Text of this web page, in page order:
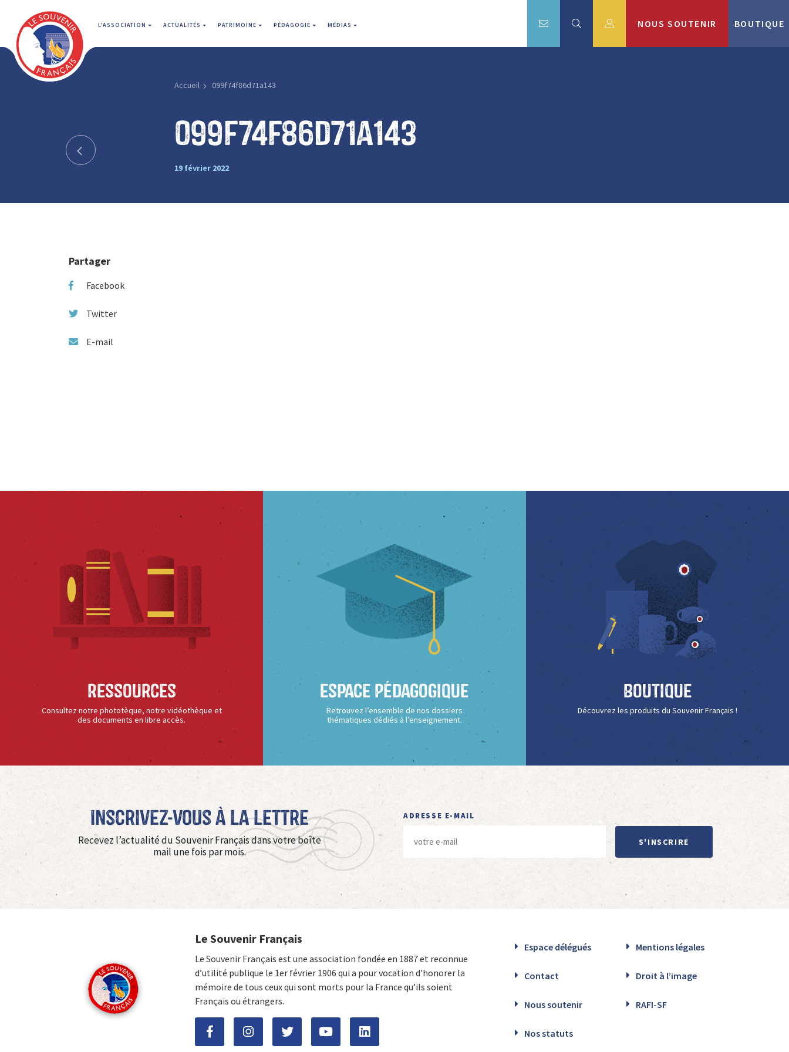
L'ASSOCIATION ACTUALITÉS PATRIMOINE PÉDAGOGIE MÉDIAS NOUS SOUTENIR BOUTIQUE
Accueil 099f74f86d71a143
099f74f86d71a143
19 février 2022
Partager
Facebook
Twitter
E-mail
Ressources
Consultez notre phototèque, notre vidéothèque et
des documents en libre accès.
Espace Pédagogique
Retrouvez l’ensemble de nos dossiers
thématiques dédiés à l’enseignement.
Boutique
Découvrez les produits du Souvenir Français !
Inscrivez-vous à La Lettre
Recevez l’actualité du Souvenir Français dans votre boîte
mail une fois par mois.
ADRESSE E-MAIL
S'INSCRIRE
Le Souvenir Français
Le Souvenir Français est une association fondée en 1887 et reconnue
d’utilité publique le 1er février 1906 qui a pour vocation d'honorer la
mémoire de tous ceux qui sont morts pour la France qu’ils soient
Français ou étrangers.
Espace délégués Mentions légales
Contact Droit à l’image
Nous soutenir RAFI-SF
Nos statuts